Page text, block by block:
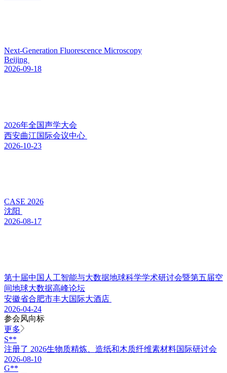
Next-Generation Fluorescence Microscopy
Beijing
2026-09-18
2026年全国声学大会
西安曲江国际会议中心
2026-10-23
CASE 2026
沈阳
2026-08-17
第十届中国人工智能与大数据地球科学学术研讨会暨第五届空
间地球大数据高峰论坛
安徽省合肥市丰大国际大酒店
2026-04-24
参会风向标
更多
S**
注册了 2026生物质精炼、造纸和木质纤维素材料国际研讨会
2026-08-10
G**